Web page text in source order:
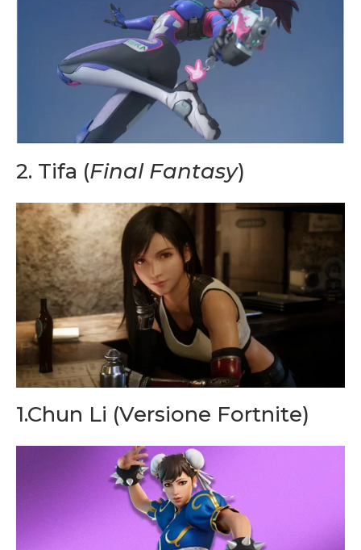
2. Tifa (Final Fantasy)
1.Chun Li (Versione Fortnite)